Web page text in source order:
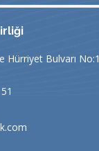
Hürriyet Bulvarı